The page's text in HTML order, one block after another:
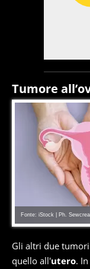
Tumore
Fonte: iStock | Ph.
Gli altri due
quello all'utero.